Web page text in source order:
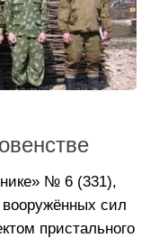
№ 6 (331),
сил
пристального